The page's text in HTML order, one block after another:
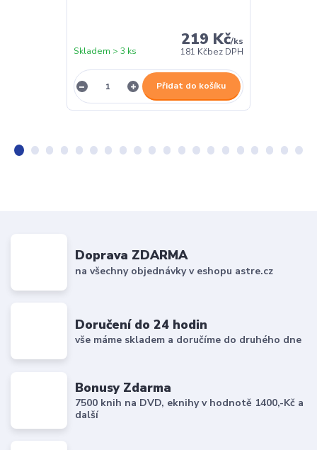
219 Kč/ks
181 Kčbez DPH
Skladem > 3 ks
Přidat do košíku
Doprava ZDARMA
na všechny objednávky v eshopu astre.cz
Doručení do 24 hodin
vše máme skladem a doručíme do druhého dne
Bonusy Zdarma
7500 knih na DVD, eknihy v hodnotě 1400,-Kč a
další